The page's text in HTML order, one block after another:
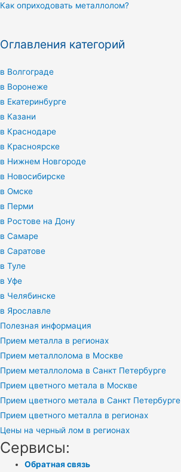
Как оприходовать металлолом?
Оглавления категорий
в Волгограде
в Воронеже
в Екатеринбурге
в Казани
в Краснодаре
в Красноярске
в Нижнем Новгороде
в Новосибирске
в Омске
в Перми
в Ростове на Дону
в Самаре
в Саратове
в Туле
в Уфе
в Челябинске
в Ярославле
Полезная информация
Прием металла в регионах
Прием металлолома в Москве
Прием металлолома в Санкт Петербурге
Прием цветного метала в Москве
Прием цветного метала в Санкт Петербурге
Прием цветного металла в регионах
Цены на черный лом в регионах
Сервисы:
Обратная связь